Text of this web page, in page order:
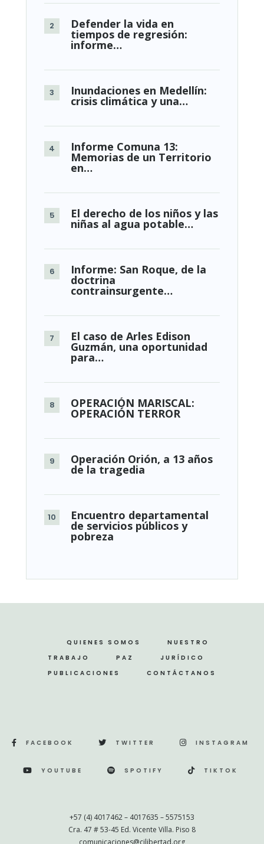
Defender la vida en
tiempos de regresión:
informe…
Inundaciones en Medellín:
crisis climática y una…
Informe Comuna 13:
Memorias de un Territorio
en…
El derecho de los niños y las
niñas al agua potable…
Informe: San Roque, de la
doctrina
contrainsurgente…
El caso de Arles Edison
Guzmán, una oportunidad
para…
OPERACIÓN MARISCAL:
OPERACIÓN TERROR
Operación Orión, a 13 años
de la tragedia
Encuentro departamental
de servicios públicos y
pobreza
QUIENES SOMOS
NUESTRO
TRABAJO
PAZ
JURÍDICO
PUBLICACIONES
CONTÁCTANOS
FACEBOOK TWITTER INSTAGRAM
YOUTUBE SPOTIFY TIKTOK
+57 (4) 4017462 – 4017635 – 5575153
Cra. 47 # 53-45 Ed. Vicente Villa. Piso 8
comunicaciones@cjlibertad.org